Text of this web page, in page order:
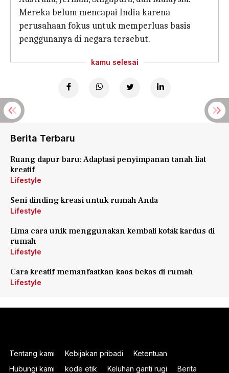
Mereka belum mencapai India karena
perusahaan fokus untuk memperluas basis
penggunanya di negara tersebut.
kamu selesai
Berita Terbaru
Ruang dapur baru: Adaptasi penyimpanan tanah liat
kreatif
Lifestyle
Seni dinding kreasi untuk rumah Anda
Lifestyle
Lima cara unik menggunakan kembali kotak kardus di
rumah
Lifestyle
Cara kreatif memanfaatkan kaos bekas di rumah
Lifestyle
Tentang kami Kebijakan pribadi
Ketentuan
Hubungi kami
kode etik Keluhan ganti rugi Berita